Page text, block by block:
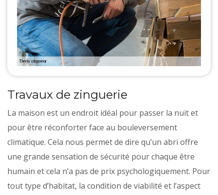
Travaux de zinguerie
La maison est un endroit idéal pour passer la nuit et
pour être réconforter face au bouleversement
climatique. Cela nous permet de dire qu’un abri offre
une grande sensation de sécurité pour chaque être
humain et cela n’a pas de prix psychologiquement. Pour
tout type d’habitat, la condition de viabilité et l’aspect